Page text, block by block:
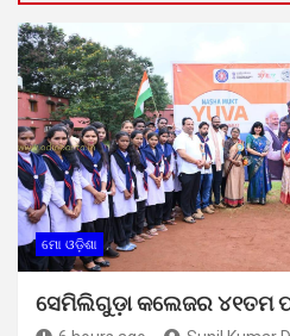
ମୋ ଓଡ଼ିଶା
ସେମିଲିଗୁଡ଼ା କଲେଜର ୪୧ତମ